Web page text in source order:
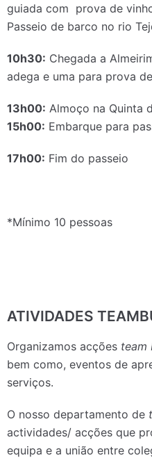
guiada com prova de
Passeio de barco no rio
10h30: Chegada a
adega e uma para prova
13h00: Almoço na Quinta
15h00: Embarque para
17h00: Fim do passeio
*Mínimo 10 pessoas
ATIVIDADES
Organizamos acções team
bem como, eventos de
serviços.
O nosso departamento de
actividades/ acções que
equipa e a união entre